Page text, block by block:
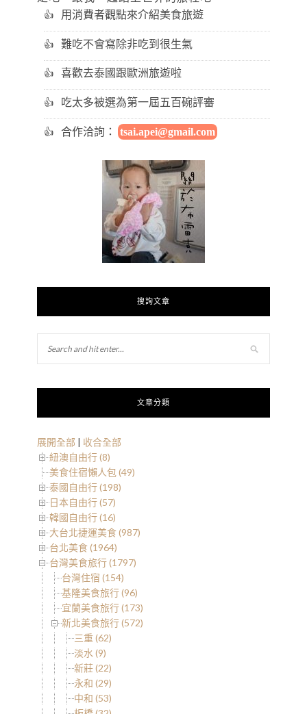
用消費者觀點來介紹美食旅遊
難吃不會寫除非吃到很生氣
喜歡去泰國跟歐洲旅遊啦
吃太多被選為第一屆五百碗評審
合作洽詢： tsai.apei@gmail.com
搜詢文章
文章分類
展開全部 | 收合全部
紐澳自由行 (8)
美食住宿懶人包 (49)
泰國自由行 (198)
日本自由行 (57)
韓國自由行 (16)
大台北捷運美食 (987)
台北美食 (1964)
台灣美食旅行 (1797)
台灣住宿 (154)
基隆美食旅行 (96)
宜蘭美食旅行 (173)
新北美食旅行 (572)
三重 (62)
淡水 (9)
新莊 (22)
永和 (29)
中和 (53)